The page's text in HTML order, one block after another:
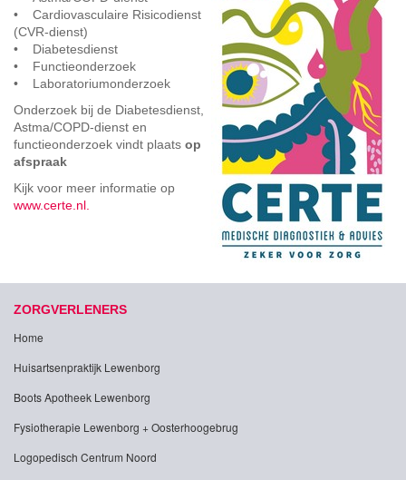
• Cardiovasculaire Risicodienst
(CVR-dienst)
• Diabetesdienst
• Functieonderzoek
• Laboratoriumonderzoek
Onderzoek bij de Diabetesdienst,
Astma/COPD-dienst en
functieonderzoek vindt plaats op
afspraak
Kijk voor meer informatie op
www.certe.nl.
ZORGVERLENERS
Home
Huisartsenpraktijk Lewenborg
Boots Apotheek Lewenborg
Fysiotherapie Lewenborg + Oosterhoogebrug
Logopedisch Centrum Noord